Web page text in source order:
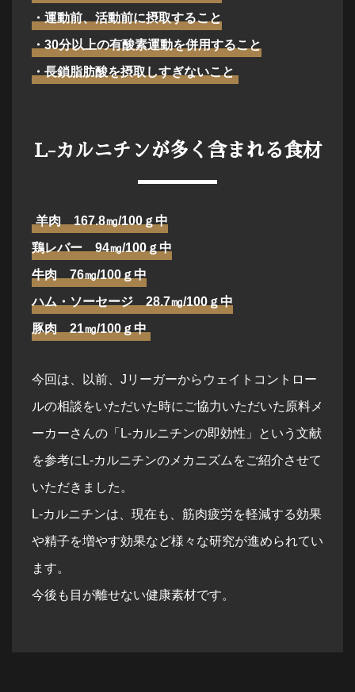
・運動前、活動前に摂取すること
・30分以上の有酸素運動を併用すること
・長鎖脂肪酸を摂取しすぎないこと
L-カルニチンが多く含まれる食材
羊肉 167.8㎎/100ｇ中
鶏レバー 94㎎/100ｇ中
牛肉 76㎎/100ｇ中
ハム・ソーセージ 28.7㎎/100ｇ中
豚肉 21㎎/100ｇ中
今回は、以前、Jリーガーからウェイトコントロー
ルの相談をいただいた時にご協力いただいた原料メ
ーカーさんの「L-カルニチンの即効性」という文献
を参考にL-カルニチンのメカニズムをご紹介させて
いただきました。
L-カルニチンは、現在も、筋肉疲労を軽減する効果
や精子を増やす効果など様々な研究が進められてい
ます。
今後も目が離せない健康素材です。